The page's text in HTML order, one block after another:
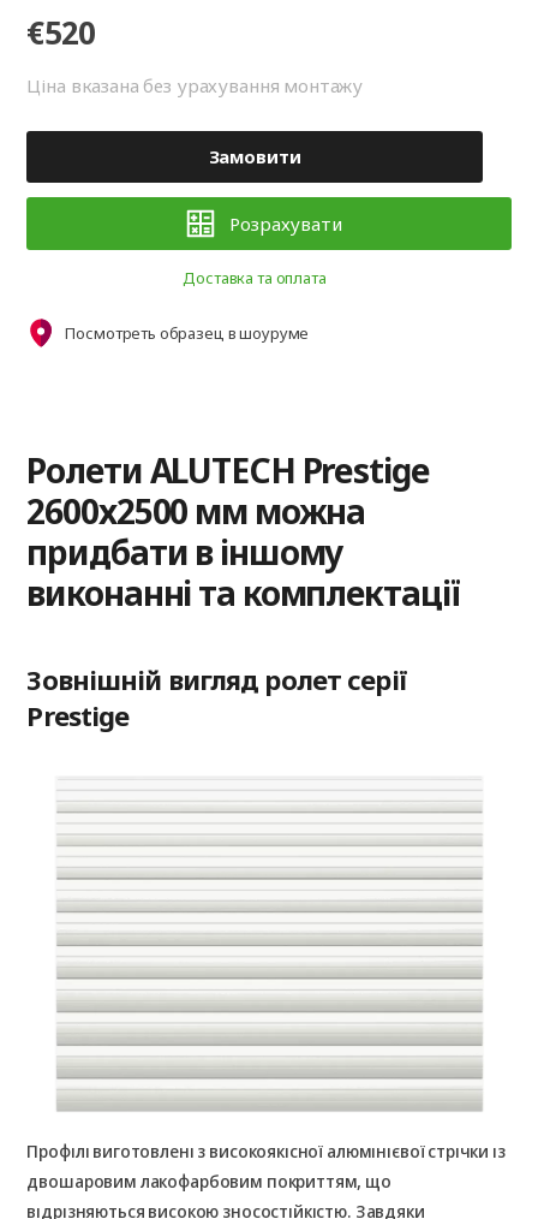
€520
Ціна вказана без урахування монтажу
Замовити
Розрахувати
Доставка та оплата
Посмотреть образец в шоуруме
Ролети ALUTECH Prestige
2600x2500 мм можна
придбати в іншому
виконанні та комплектації
Зовнішній вигляд ролет серії
Prestige
Профілі виготовлені з високоякісної алюмінієвої стрічки із
двошаровим лакофарбовим покриттям, що
відрізняються високою зносостійкістю. Завдяки